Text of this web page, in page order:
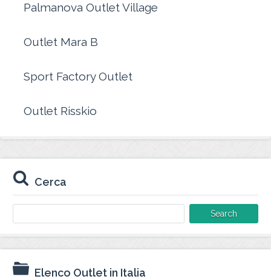
Palmanova Outlet Village
Outlet Mara B
Sport Factory Outlet
Outlet Risskio
Cerca
for:
Elenco Outlet in Italia